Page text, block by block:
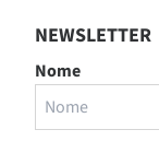
NEWSLETTER
Nome